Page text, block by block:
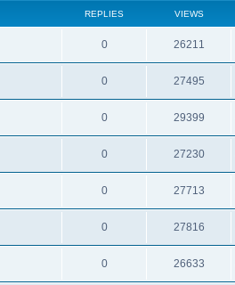
REPLIES VIEWS
0 26211
0 27495
0 29399
0 27230
0 27713
0 27816
0 26633